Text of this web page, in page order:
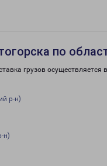
по
грузов осуществляется
р-н)
н)